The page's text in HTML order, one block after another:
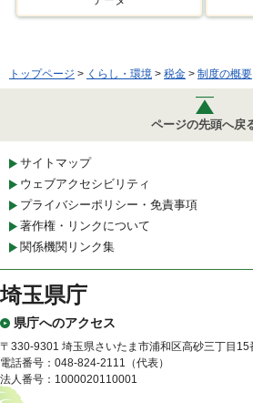
トップページ > くらし・環境 > 税金 > 制度の概要
ページの先頭へ戻
サイトマップ
ウェブアクセシビリティ
プライバシーポリシー・免責事項
著作権・リンクについて
関係機関リンク集
埼玉県庁
県庁へのアクセス
〒330-9301 埼玉県さいたま市浦和区高砂三丁目15
電話番号：048-824-2111（代表）
法人番号：1000020110001